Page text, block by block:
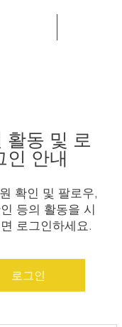
활동 및 로
인 안내
확인 및 팔로우,
등의 활동을 시
로그인하세요.
로그인